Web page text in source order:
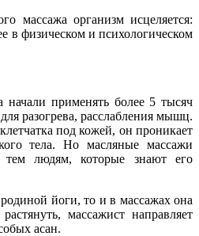
массажа организм исцеляется:
в физическом и психологическом
начали применять более 5 тысяч
разогрева, расслабления мышц.
под кожей, он проникает
тела. Но масляные массажи
тем людям, которые знают его
йоги, то и в массажах она
массажист направляет
асан.